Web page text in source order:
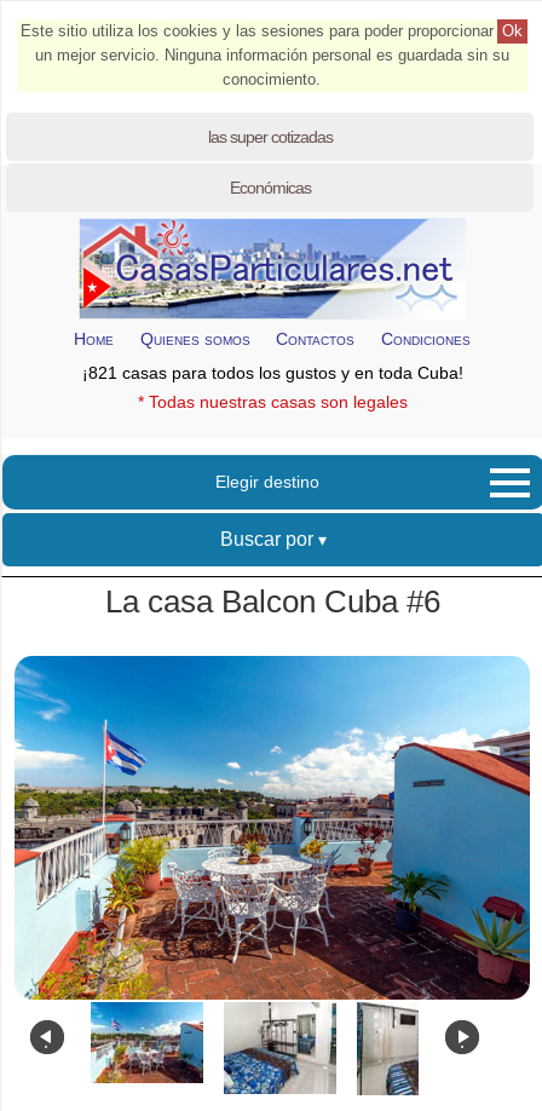
Ok
Este sitio utiliza los cookies y las sesiones para poder proporcionar
un mejor servicio. Ninguna información personal es guardada sin su
conocimiento.
las super cotizadas
Económicas
Home Quienes somos Contactos
Condiciones
¡821 casas para todos los gustos y en toda Cuba!
* Todas nuestras casas son legales
Elegir destino
Buscar por
La casa Balcon Cuba #6
. .